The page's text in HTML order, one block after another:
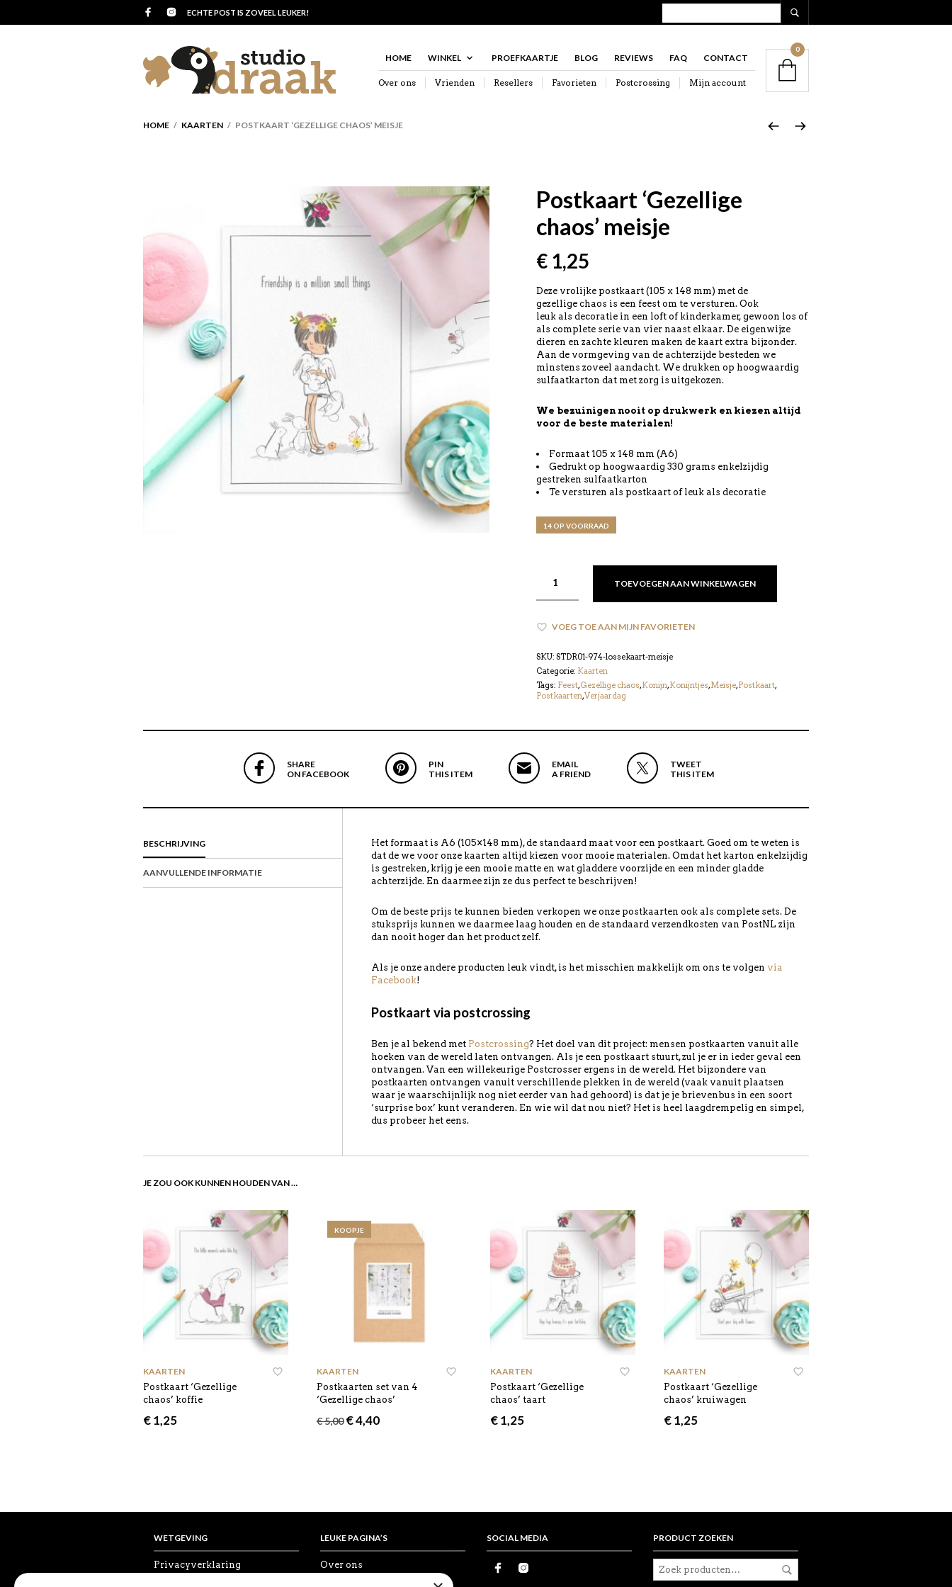
ECHTE POST IS ZOVEEL LEUKER!
HOME WINKEL PROEFKAARTJE BLOG REVIEWS FAQ CONTACT
Over ons Vrienden Resellers Favorieten Postcrossing Mijn account
0
HOME / KAARTEN / POSTKAART ‘GEZELLIGE CHAOS’ MEISJE
Postkaart ‘Gezellige
chaos’ meisje
€1,25
Deze vrolijke postkaart (105 x 148 mm) met de
gezellige chaos is een feest om te versturen. Ook
leuk als decoratie in een loft of kinderkamer, gewoon los of
als complete serie van vier naast elkaar. De eigenwijze
dieren en zachte kleuren maken de kaart extra bijzonder.
Aan de vormgeving van de achterzijde besteden we
minstens zoveel aandacht. We drukken op hoogwaardig
sulfaatkarton dat met zorg is uitgekozen.
We bezuinigen nooit op drukwerk en kiezen altijd
voor de beste materialen!
Formaat 105 x 148 mm (A6)
Gedrukt op hoogwaardig 330 grams enkelzijdig
gestreken sulfaatkarton
Te versturen als postkaart of leuk als decoratie
14 OP VOORRAAD
TOEVOEGEN AAN WINKELWAGEN
VOEG TOE AAN MIJN FAVORIETEN
SKU: STDR01-974-lossekaart-meisje
Categorie: Kaarten
Tags: Feest,Gezellige chaos,Konijn,Konijntjes,Meisje,Postkaart,
Postkaarten,Verjaardag
SHARE
ON FACEBOOK
PIN
THIS ITEM
EMAIL
A FRIEND
TWEET
THIS ITEM
BESCHRIJVING
AANVULLENDE INFORMATIE
Het formaat is A6 (105×148 mm), de standaard maat voor een postkaart. Goed om te weten is
dat de we voor onze kaarten altijd kiezen voor mooie materialen. Omdat het karton enkelzijdig
is gestreken, krijg je een mooie matte en wat gladdere voorzijde en een minder gladde
achterzijde. En daarmee zijn ze dus perfect te beschrijven!
Om de beste prijs te kunnen bieden verkopen we onze postkaarten ook als complete sets. De
stuksprijs kunnen we daarmee laag houden en de standaard verzendkosten van PostNL zijn
dan nooit hoger dan het product zelf.
Als je onze andere producten leuk vindt, is het misschien makkelijk om ons te volgen via
Facebook!
Postkaart via postcrossing
Ben je al bekend met Postcrossing? Het doel van dit project: mensen postkaarten vanuit alle
hoeken van de wereld laten ontvangen. Als je een postkaart stuurt, zul je er in ieder geval een
ontvangen. Van een willekeurige Postcrosser ergens in de wereld. Het bijzondere van
postkaarten ontvangen vanuit verschillende plekken in de wereld (vaak vanuit plaatsen
waar je waarschijnlijk nog niet eerder van had gehoord) is dat je je brievenbus in een soort
‘surprise box’ kunt veranderen. En wie wil dat nou niet? Het is heel laagdrempelig en simpel,
dus probeer het eens.
JE ZOU OOK KUNNEN HOUDEN VAN …
KAARTEN
Postkaart ‘Gezellige
chaos’ koffie
€1,25
KOOPJE
KAARTEN
Postkaarten set van 4
‘Gezellige chaos’
€5,00 Oorspronkelijke
€4,40Huidige
KAARTEN
Postkaart ‘Gezellige
chaos’ taart
€1,25
KAARTEN
Postkaart ‘Gezellige
chaos’ kruiwagen
€1,25
WETGEVING
Privacyverklaring
LEUKE PAGINA’S
Over ons
SOCIAL MEDIA PRODUCT ZOEKEN